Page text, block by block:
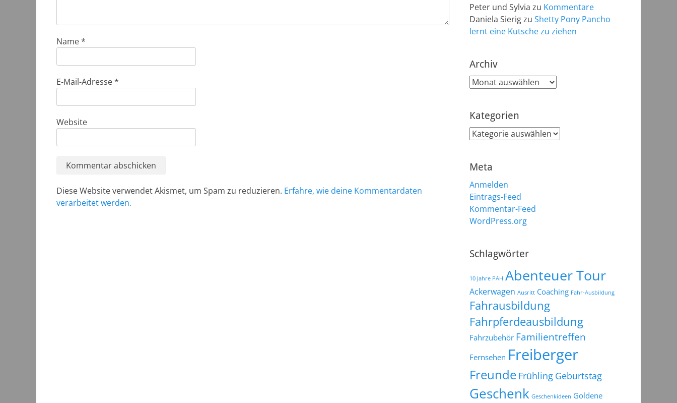
Name*
E-Mail-Adresse*
Website
Diese Website verwendet Akismet, um Spam zu reduzieren. Erfahre, wie deine Kommentardaten
verarbeitet werden.
Peter und Sylvia zu Kommentare
Daniela Sierigzu Shetty Pony Pancho
lernt eine Kutsche zu ziehen
Archiv
Archiv
Kategorien
Kategorien
Meta
Anmelden
Eintrags-Feed
Kommentar-Feed
WordPress.org
Schlagwörter
10 Jahre PAH Abenteuer Tour
Ackerwagen Ausritt Coaching Fahr-Ausbildung
Fahrausbildung
Fahrpferdeausbildung
Fahrzubehör Familientreffen
Fernsehen Freiberger
Freunde Frühling Geburtstag
Geschenk Geschenkideen Goldene